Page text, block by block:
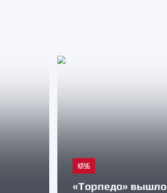
КЛУБ
«Торпедо» вышло